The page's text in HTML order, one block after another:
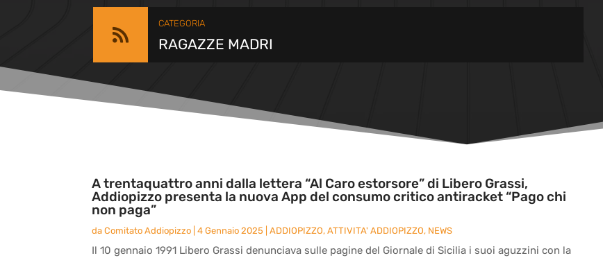

CATEGORIA
RAGAZZE MADRI
A trentaquattro anni dalla lettera “Al Caro estorsore” di Libero Grassi,
Addiopizzo presenta la nuova App del consumo critico antiracket “Pago chi
non paga”
da Comitato Addiopizzo 4 Gennaio 2025 ADDIOPIZZO, ATTIVITA' ADDIOPIZZO, NEWS
Il 10 gennaio 1991 Libero Grassi denunciava sulle pagine del Giornale di Sicilia i suoi aguzzini con la